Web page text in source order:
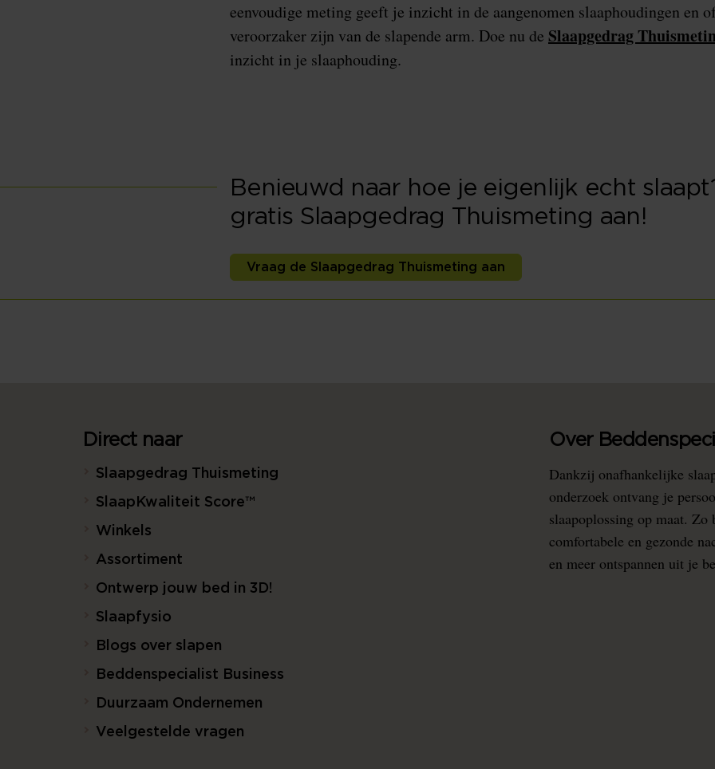
eenvoudige meting geeft je inzicht in de aangenomen slaaphoudingen en
veroorzaker zijn van de slapende arm. Doe nu de Slaapgedrag
inzicht in je slaaphouding.
Benieuwd naar hoe je eigenlijk echt
gratis Slaapgedrag Thuismeting aan!
Vraag de Slaapgedrag Thuismeting aan
Direct naar
Slaapgedrag Thuismeting
SlaapKwaliteit Score™
Winkels
Assortiment
Ontwerp jouw bed in 3D!
Slaapfysio
Blogs over slapen
Beddenspecialist Business
Duurzaam Ondernemen
Veelgestelde vragen
Over
Dankzij onafhankelijke
onderzoek ontvang je
slaapoplossing op maat.
comfortabele en gezonde
en meer ontspannen uit je